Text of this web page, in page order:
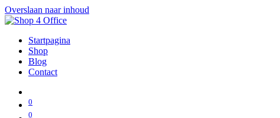
Overslaan naar inhoud
Startpagina
Shop
Blog
Contact
0
0